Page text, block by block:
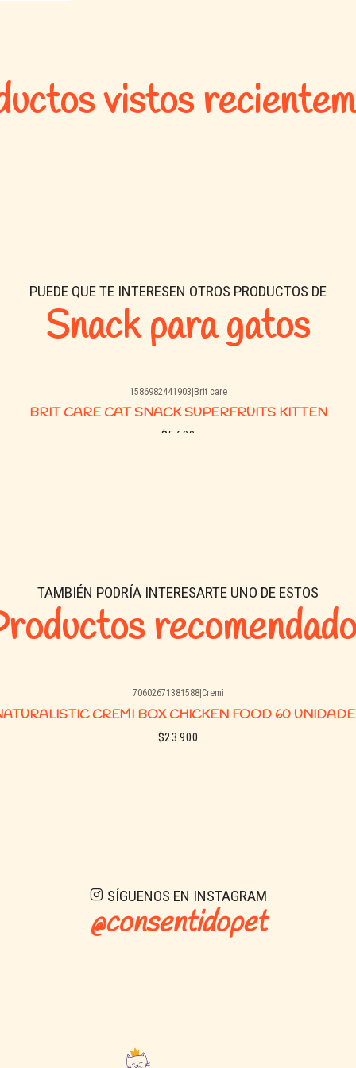
vistos
PUEDE QUE TE INTERESEN OTROS PRODUCTOS DE
Snack para gatos
1586982441903 Brit care
BRIT CARE CAT SNACK SUPERFRUITS KITTEN
$5.690
TAMBIÉN PODRÍA INTERESARTE UNO DE ESTOS
70602671381588| Cremi
CREMI BOX CHICKEN FOOD 60
$23.900
SÍGUENOS EN INSTAGRAM
@consentidopet